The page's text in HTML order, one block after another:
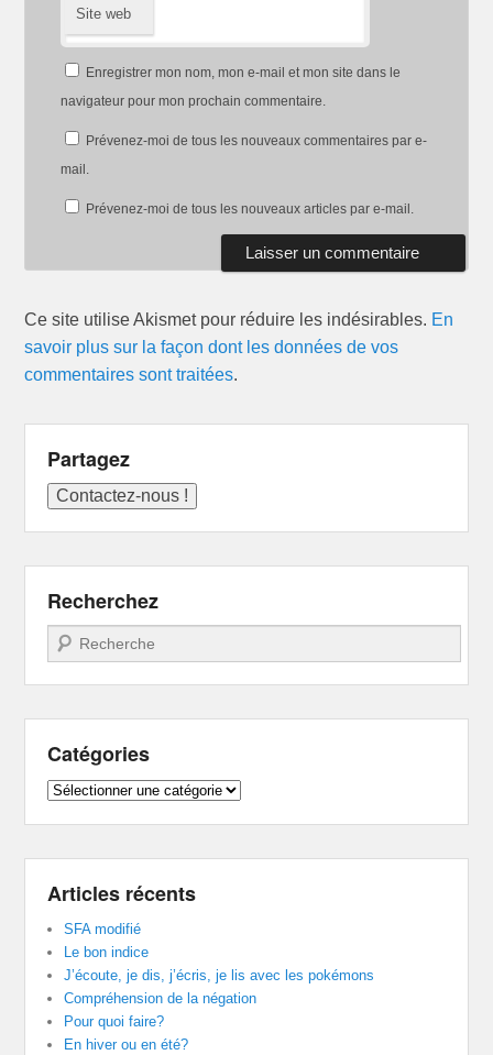
Site web
Enregistrer mon nom, mon e-mail et mon site dans le
navigateur pour mon prochain commentaire.
Prévenez-moi de tous les nouveaux commentaires par e-
mail.
Prévenez-moi de tous les nouveaux articles par e-mail.
Ce site utilise Akismet pour réduire les indésirables. En
savoir plus sur la façon dont les données de vos
commentaires sont traitées.
Partagez
Recherchez
Recherche
Catégories
Catégories
Articles récents
SFA modifié
Le bon indice
J’écoute, je dis, j’écris, je lis avec les pokémons
Compréhension de la négation
Pour quoi faire?
En hiver ou en été?